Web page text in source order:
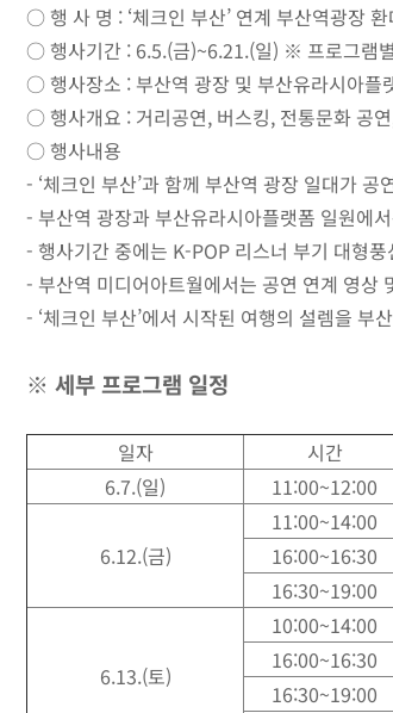
○ 행 사 명 : ‘체크인 부산’ 연계 부산역광장
○ 행사기간 : 6.5.(금)~6.21.(일) ※ 프로그램
○ 행사장소 : 부산역 광장 및 부산유라시아플
○ 행사개요 : 거리공연, 버스킹, 전통문화 공
○ 행사내용
- ‘체크인 부산’과 함께 부산역 광장 일대가
- 부산역 광장과 부산유라시아플랫폼 일원에
- 행사기간 중에는 K-POP 리스너 부기 대형
- 부산역 미디어아트월에서는 공연 연계 영상
- ‘체크인 부산’에서 시작된 여행의 설렘을
※ 세부 프로그램 일정
일자 시간
6.7.(일)
11:00~12:00
6.12.(금)
11:00~14:00
16:00~16:30
16:30~19:00
6.13.(토)
10:00~14:00
16:00~16:30
16:30~19:00